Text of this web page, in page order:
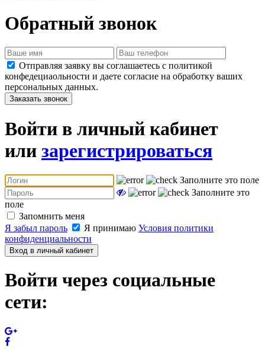
Обратный звонок
Отправляя заявку вы соглашаетесь с политикой
конфедециаольности и даете согласие на обработку ваших
персональных данных.
Заказать звонок
Войти в личный кабинет
или зарегистрироваться
Заполните это поле
Заполните это
поле
Запомнить меня
Я забыл пароль
Я принимаю Условия политики
конфиденциальности
Вход в личный кабинет
Войти через социальные
сети: